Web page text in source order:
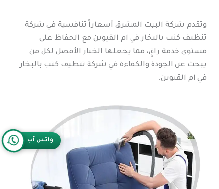
وتقدم شركة البيت المشرق أسعاراً تنافسية في شركة
تنظيف كنب بالبخار في ام القيوين مع الحفاظ على
مستوى خدمة راقٍ، مما يجعلها الخيار الأفضل لكل من
يبحث عن الجودة والكفاءة في شركة تنظيف كنب بالبخار
في ام القيوين.
واتس آب